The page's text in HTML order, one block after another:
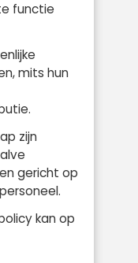
functie
mits hun
zijn
gericht op
kan op